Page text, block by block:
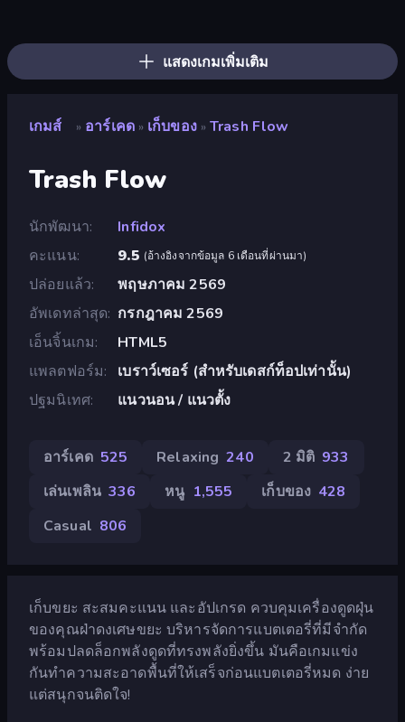
แสดงเกมเพิ่มเติม
เกมส์ » อาร์เคด » เก็บของ » Trash Flow
Trash Flow
นักพัฒนา
Infidox
คะแนน
9.5 (อ้างอิงจากข้อมูล 6 เดือนที่ผ่านมา)
ปล่อยแล้ว
พฤษภาคม 2569
อัพเดทล่าสุด กรกฎาคม 2569
เอ็นจิ้นเกม
HTML5
แพลตฟอร์ม
เบราว์เซอร์ (สำหรับเดสก์ท็อปเท่านั้น)
ปฐมนิเทศ
แนวนอน / แนวตั้ง
อาร์เคด 525 Relaxing 240 2 มิติ 933
เล่นเพลิน 336 หนู 1,555 เก็บของ 428
Casual 806
เก็บขยะ สะสมคะแนน และอัปเกรด ควบคุมเครื่องดูดฝุ่น
ของคุณฝ่าดงเศษขยะ บริหารจัดการแบตเตอรี่ที่มีจำกัด
พร้อมปลดล็อกพลังดูดที่ทรงพลังยิ่งขึ้น มันคือเกมแข่ง
กันทำความสะอาดพื้นที่ให้เสร็จก่อนแบตเตอรี่หมด ง่าย
แต่สนุกจนติดใจ!